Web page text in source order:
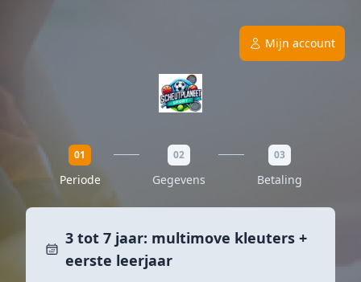
Mijn account
01
Periode
02
Gegevens
03
Betaling
3 tot 7 jaar: multimove kleuters +
eerste leerjaar